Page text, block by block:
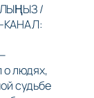
/
КАНАЛ:
о людях,
судьбе